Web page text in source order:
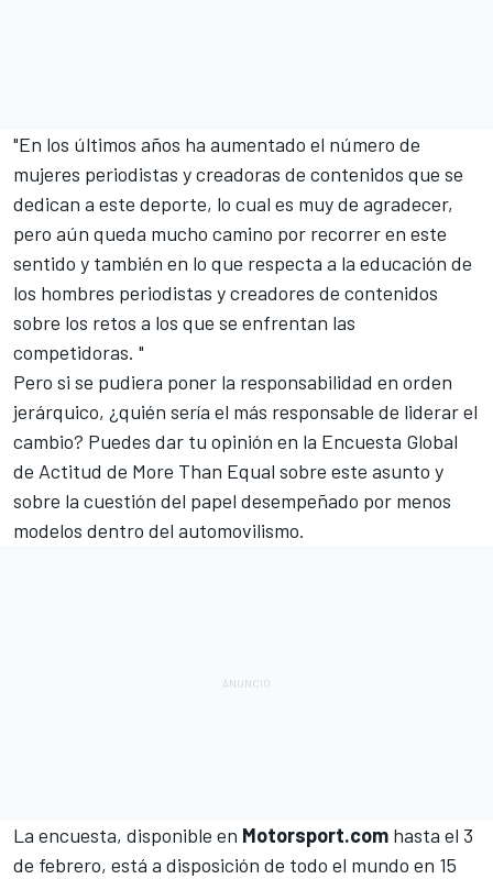
"En los últimos años ha aumentado el número de
mujeres periodistas y creadoras de contenidos que se
dedican a este deporte, lo cual es muy de agradecer,
pero aún queda mucho camino por recorrer en este
sentido y también en lo que respecta a la educación de
los hombres periodistas y creadores de contenidos
sobre los retos a los que se enfrentan las
competidoras. "
Pero si se pudiera poner la responsabilidad en orden
jerárquico, ¿quién sería el más responsable de liderar el
cambio? Puedes dar tu opinión en la Encuesta Global
de Actitud de More Than Equal sobre este asunto y
sobre la cuestión del papel desempeñado por menos
modelos dentro del automovilismo.
La encuesta, disponible en Motorsport.com hasta el 3
de febrero, está a disposición de todo el mundo en 15